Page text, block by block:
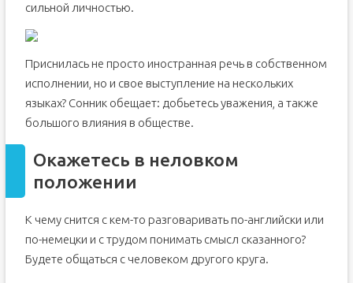
сильной личностью.
Приснилась не просто иностранная речь в собственном
исполнении, но и свое выступление на нескольких
языках? Сонник обещает: добьетесь уважения, а также
большого влияния в обществе.
Окажетесь в неловком
положении
К чему снится с кем-то разговаривать по-английски или
по-немецки и с трудом понимать смысл сказанного?
Будете общаться с человеком другого круга.